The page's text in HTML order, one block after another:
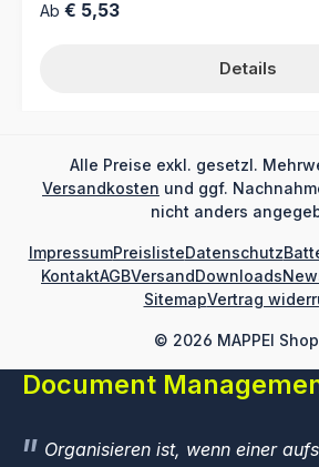
blau Material: Karton, Folie Für
Regulärer Preis:
Ab € 5,53
Details
Alle Preise exkl. gesetzl.
Versandkosten und ggf.
nicht anders
© 2026 MAPPEI
ImpressumPreislisteDatenschutz
KontaktAGBVersandDownloads
SitemapVertrag
Document
Organisieren ist, wenn einer